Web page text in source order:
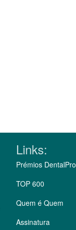
Links:
Prémios DentalPro
TOP 600
Quem é Quem
Assinatura